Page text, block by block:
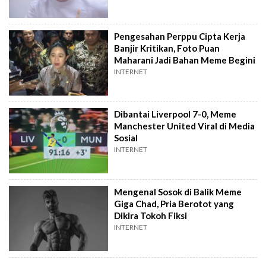
Pengesahan Perppu Cipta Kerja
Banjir Kritikan, Foto Puan
Maharani Jadi Bahan Meme Begini
INTERNET
Dibantai Liverpool 7-0, Meme
Manchester United Viral di Media
Sosial
INTERNET
Mengenal Sosok di Balik Meme
Giga Chad, Pria Berotot yang
Dikira Tokoh Fiksi
INTERNET